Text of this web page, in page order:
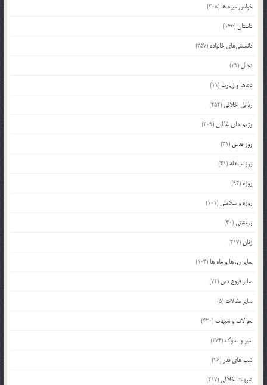
خواص میوه ها (308)
داستان(146)
دانستنی‌های خانواده (357)
دجال (29)
دعاها و زیارت (19)
رذایل اخلاقی (252)
رژیم های غذایی (209)
روز قدس (31)
روز مباهله (41)
روزه (93)
روزه و سلامتی (101)
زرتشتی (40)
زنان(317)
سایر روزها و ماه ها (103)
سایر فروع دین (72)
سایر مقالات (5)
سوالات و شبهات (420)
سیر و سلوک (274)
شب های قدر (46)
شبهات اخلاقی (217)